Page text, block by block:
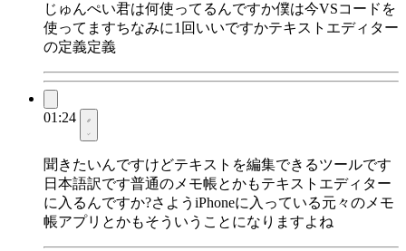
じゅんぺい君は何使ってるんですか僕は今VSコードを
使ってますちなみに1回いいですかテキストエディター
の定義定義
01:24
聞きたいんですけどテキストを編集できるツールです
日本語訳です普通のメモ帳とかもテキストエディター
に入るんですか?さようiPhoneに入っている元々のメモ
帳アプリとかもそういうことになりますよね